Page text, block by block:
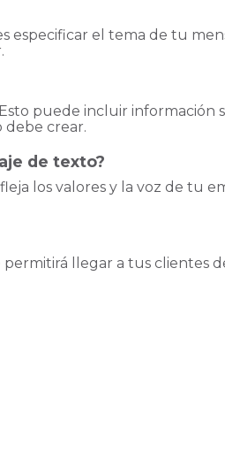
especificar el tema de tu
puede incluir información
debe crear.
de texto?
los valores y la voz de tu
llegar a tus clientes